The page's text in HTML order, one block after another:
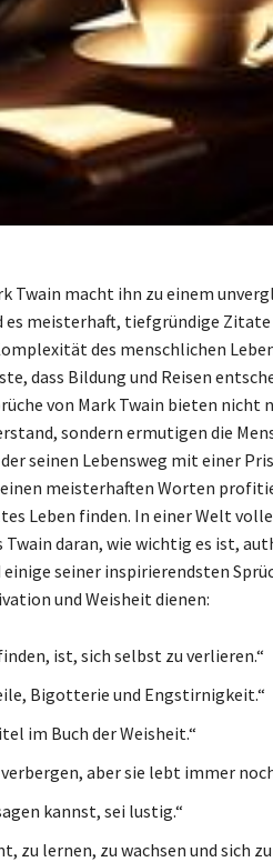
Twain macht ihn zu einem
es meisterhaft, tiefgründige Zitate
des menschlichen
dass Bildung und Reisen
von Mark Twain bieten nicht
sondern ermutigen die
seinen Lebensweg mit einer
meisterhaften Worten
Leben finden. In einer Welt
daran, wie wichtig es ist,
seiner inspirierendsten
und Weisheit dienen:
ist, sich selbst zu verlieren.“
Bigotterie und Engstirnigkeit.“
im Buch der Weisheit.“
verbergen, aber sie lebt immer
kannst, sei lustig.“
zu lernen, zu wachsen und sich